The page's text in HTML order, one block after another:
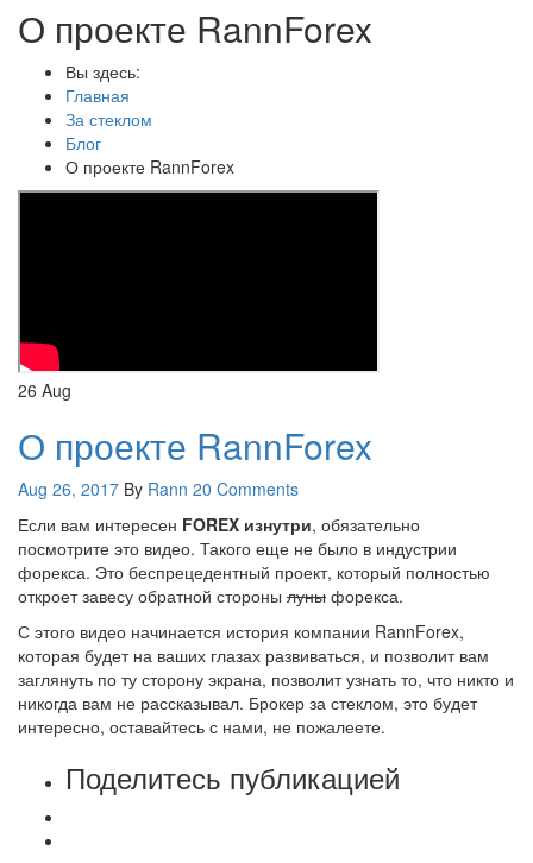
О проекте RannForex
Вы здесь:
Главная
За стеклом
Блог
О проекте RannForex
26 Aug
О проекте RannForex
Aug 26, 2017 By Rann 20 Comments
Если вам интересен FOREX изнутри, обязательно
посмотрите это видео. Такого еще не было в индустрии
форекса. Это беспрецедентный проект, который полностью
откроет завесу обратной стороны луны форекса.
С этого видео начинается история компании RannForex,
которая будет на ваших глазах развиваться, и позволит вам
заглянуть по ту сторону экрана, позволит узнать то, что никто и
никогда вам не рассказывал. Брокер за стеклом, это будет
интересно, оставайтесь с нами, не пожалеете.
Поделитесь публикацией